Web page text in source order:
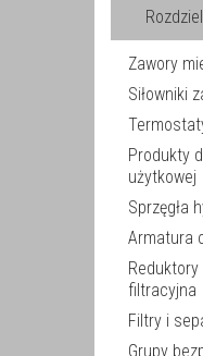
Zawory
Siłowniki
Produkty
użytkowej
Sprzęgła
Armatura
filtracyjna
Filtry i
Grupy